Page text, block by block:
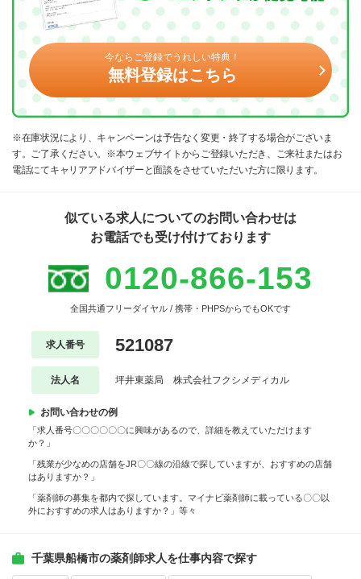
今ならご登録でうれしい特典！
無料登録はこちら
※在庫状況により、キャンペーンは予告なく変更・終了する場合がございま
す。ご了承ください。※本ウェブサイトからご登録いただき、ご来社またはお
電話にてキャリアアドバイザーと面談をさせていただいた方に限ります。
似ている求人についてのお問い合わせは
お電話でも受け付けております
0120-866-153
全国共通フリーダイヤル / 携帯・PHPSからでもOKです
求人番号 521087
法人名 坪井東薬局 株式会社フクシメディカル
お問い合わせの例
「求人番号〇〇〇〇〇〇に興味があるので、詳細を教えていただけます
か？」
「残業が少なめの店舗をJR〇〇線の沿線で探していますが、おすすめの店舗
はありますか？」
「薬剤師の募集を都内で探しています。マイナビ薬剤師に載っている〇〇以
外におすすめの求人はありますか？」等々
千葉県船橋市の薬剤師求人を仕事内容で探す